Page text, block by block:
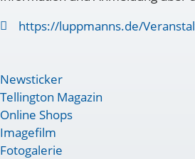
https://luppmanns.de/
Newsticker
Tellington Magazin
Online Shops
Imagefilm
Fotogalerie